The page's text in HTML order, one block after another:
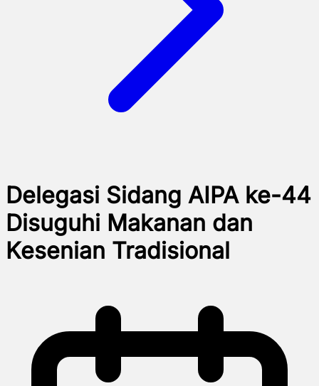
Delegasi Sidang AIPA ke-44
Disuguhi Makanan dan
Kesenian Tradisional